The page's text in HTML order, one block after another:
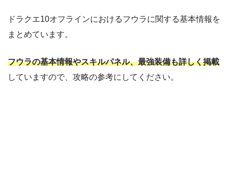
ドラクエ10オフラインにおけるフウラに関する基本情報を
まとめています。
フウラの基本情報やスキルパネル、最強装備も詳しく掲載
していますので、攻略の参考にしてください。